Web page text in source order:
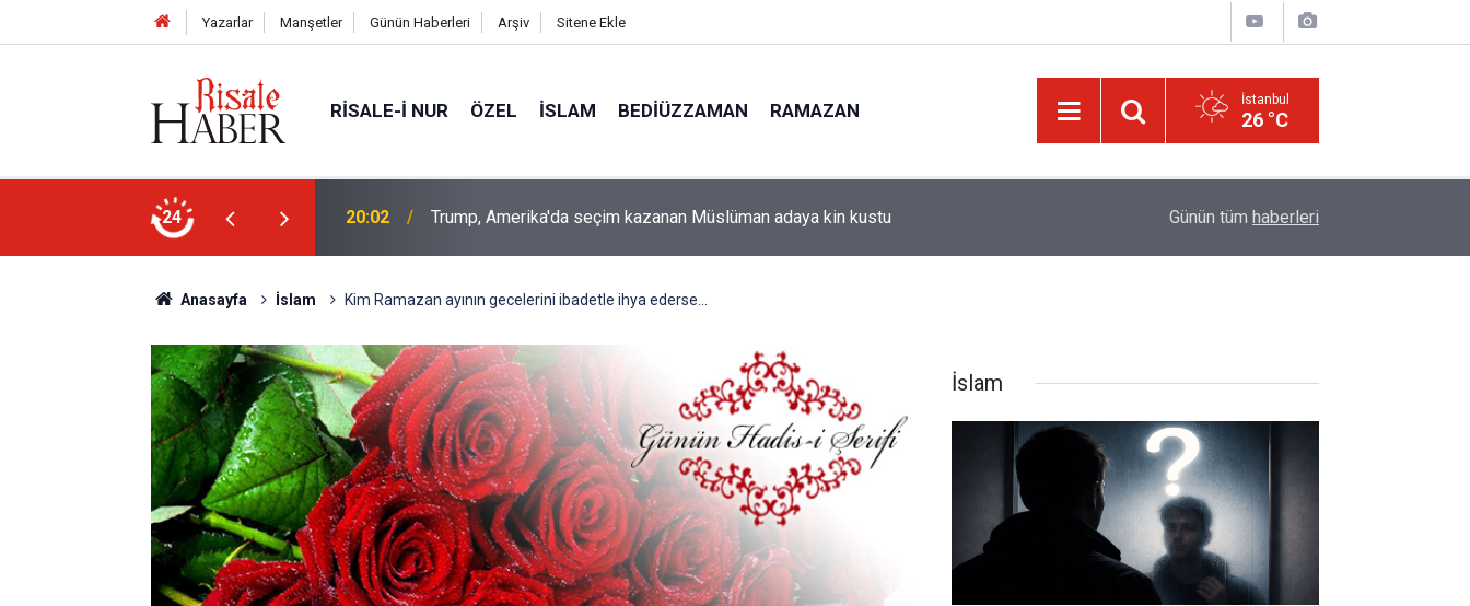
Yazarlar Manşetler Günün Haberleri Arşiv Sitene Ekle
RISALE-I NUR ÖZEL İSLAM BEDIÜZZAMAN RAMAZAN İstanbul
26 °C
24
Müslüman adaya kin kustu 16:00 Canlılar niye iki gözlü? Sosyal medya, derslerde başarısızlığa yol
Günün tüm haberleri
Anasayfa İslam Kim Ramazan ayının gecelerini ibadetle ihya ederse...
İslam